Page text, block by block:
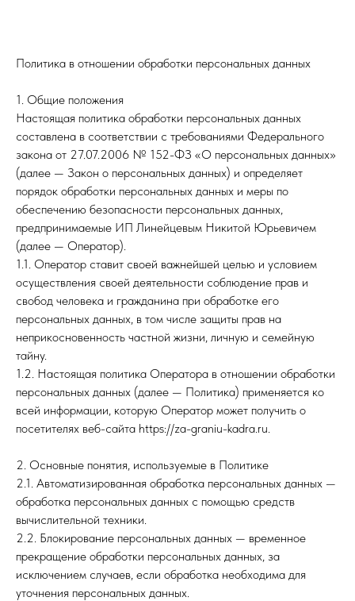
Политика в отношении обработки персональных данных
1. Общие положения
Настоящая политика обработки персональных данных
составлена в соответствии с требованиями Федерального
закона от 27.07.2006 № 152-ФЗ «О персональных данных»
(далее — Закон о персональных данных) и определяет
порядок обработки персональных данных и меры по
обеспечению безопасности персональных данных,
предпринимаемые ИП Линейцевым Никитой Юрьевичем
(далее — Оператор).
1.1. Оператор ставит своей важнейшей целью и условием
осуществления своей деятельности соблюдение прав и
свобод человека и гражданина при обработке его
персональных данных, в том числе защиты прав на
неприкосновенность частной жизни, личную и семейную
тайну.
1.2. Настоящая политика Оператора в отношении обработки
персональных данных (далее — Политика) применяется ко
всей информации, которую Оператор может получить о
посетителях веб-сайта https://za-graniu-kadra.ru.
2. Основные понятия, используемые в Политике
2.1. Автоматизированная обработка персональных данных —
обработка персональных данных с помощью средств
вычислительной техники.
2.2. Блокирование персональных данных — временное
прекращение обработки персональных данных, за
исключением случаев, если обработка необходима для
уточнения персональных данных.